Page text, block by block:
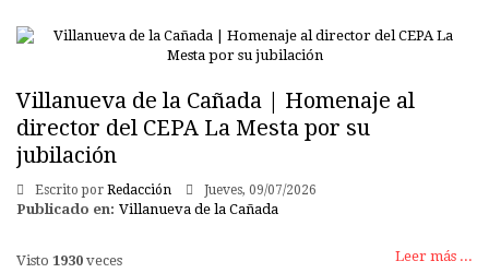
Villanueva de la Cañada | Homenaje al
director del CEPA La Mesta por su
jubilación
Escrito por Redacción Jueves, 09/07/2026
Publicado en: Villanueva de la Cañada
Leer más ...
Visto 1930 veces